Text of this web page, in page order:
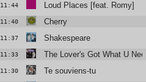
11:44 Loud Places [feat. Romy]
11:40 Cherry
11:37 Shakespeare
11:33 The Lover's Got What U Need
11:30 Te souviens-tu